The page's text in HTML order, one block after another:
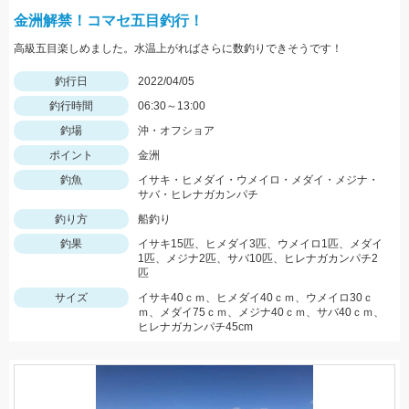
金洲解禁！コマセ五目釣行！
高級五目楽しめました。水温上がればさらに数釣りできそうです！
釣行日
2022/04/05
釣行時間
06:30～13:00
釣場
沖・オフショア
ポイント
金洲
釣魚
イサキ・ヒメダイ・ウメイロ・メダイ・メジナ・
サバ・ヒレナガカンパチ
釣り方
船釣り
釣果
イサキ15匹、ヒメダイ3匹、ウメイロ1匹、メダイ
1匹、メジナ2匹、サバ10匹、ヒレナガカンパチ2
匹
サイズ
イサキ40ｃｍ、ヒメダイ40ｃｍ、ウメイロ30ｃ
ｍ、メダイ75ｃｍ、メジナ40ｃｍ、サバ40ｃｍ、
ヒレナガカンパチ45cm